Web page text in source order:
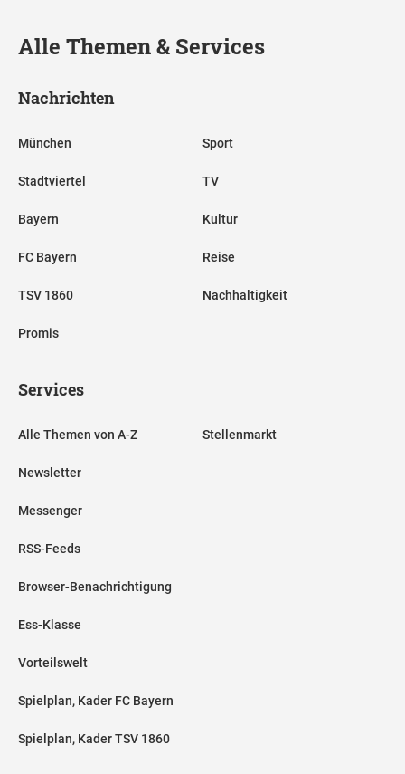
Alle Themen & Services
Nachrichten
München
Stadtviertel
Bayern
FC Bayern
TSV 1860
Promis
Sport
TV
Kultur
Reise
Nachhaltigkeit
Services
Alle Themen von A-Z
Newsletter
Messenger
RSS-Feeds
Browser-Benachrichtigung
Ess-Klasse
Vorteilswelt
Spielplan, Kader FC Bayern
Spielplan, Kader TSV 1860
Stellenmarkt